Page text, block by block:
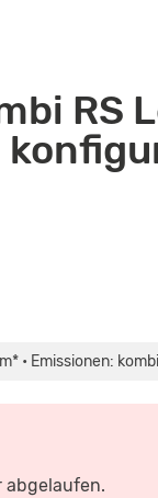
RS
• Emissionen:
abgelaufen.